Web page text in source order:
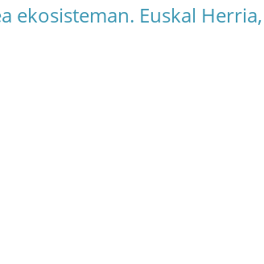
ekosisteman. Euskal Herria,